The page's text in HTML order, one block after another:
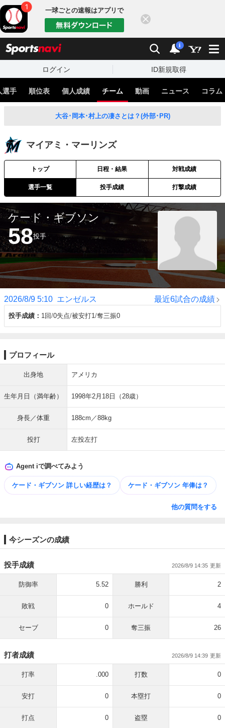
一球ごとの速報はアプリで
検索 通知
i
ログイン ID新規取得
選手 順位表 個人成績 チーム 動画 ニュース コラム
大谷･岡本･村上の凄さとは？(外部･PR)
マイアミ・マーリンズ
トップ 日程・結果 対戦成績
選手一覧 投手成績 打撃成績
ケード・ギブソン
58投手
2026/8/9 5:10 エンゼルス
投手成績 1回 0失点 被安打1 奪三振0
最近6試合の成績
プロフィール
出身地 アメリカ
生年月日（満年齢） 1998年2月18日（28歳）
身長／体重 188cm／88kg
投打 左投左打
Agent iで調べてみよう
ケード・ギブソン 詳しい​経歴は？ ケード・ギブソン 年俸は？
他の質問をする
今シーズンの成績
投手成績 2026/8/9 14:35
防御率 5.52 勝利 2
敗戦 0 ホールド 4
セーブ 0 奪三振 26
打者成績 2026/8/9 14:39
打率 .000 打数 0
安打 0 本塁打 0
打点 0 盗塁 0